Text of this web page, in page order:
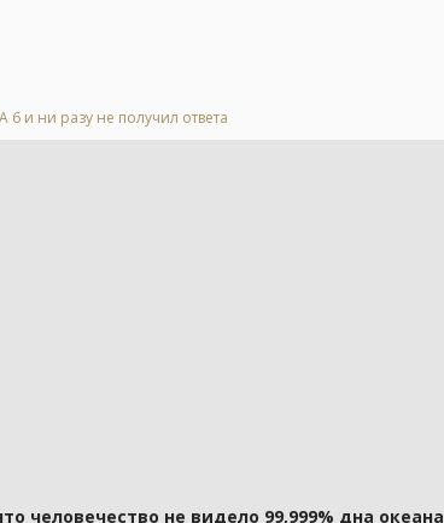
6 и ни разу не получил ответа
человечество не видело 99,999% дна океана